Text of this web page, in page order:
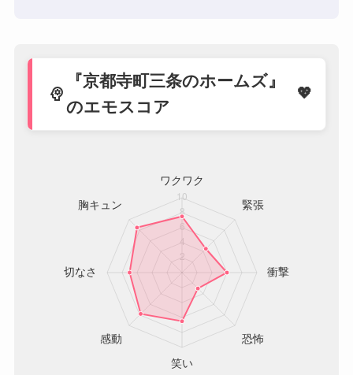
psychology
『京都寺町三条のホームズ』
のエモスコア